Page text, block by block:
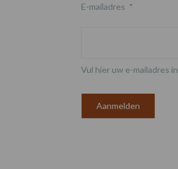
E-mailadres *
Vul hier uw e-mailadres in